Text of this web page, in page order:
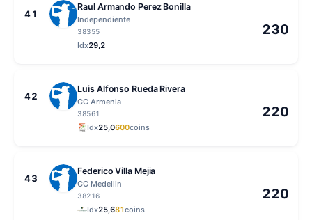
41
Raul Armando Perez Bonilla
Independiente
38355
Idx29,2
230
42
Luis Alfonso Rueda Rivera
CC Armenia
38561
Idx25,0600coins
220
43
Federico Villa Mejia
CC Medellin
38216
Idx25,681coins
220